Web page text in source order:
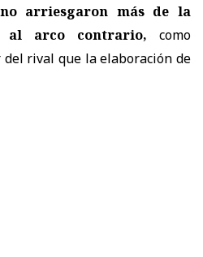
no arriesgaron más de la
al arco contrario, como
rival que la elaboración de